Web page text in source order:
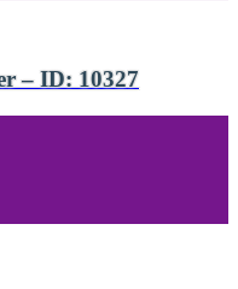
– ID: 10327